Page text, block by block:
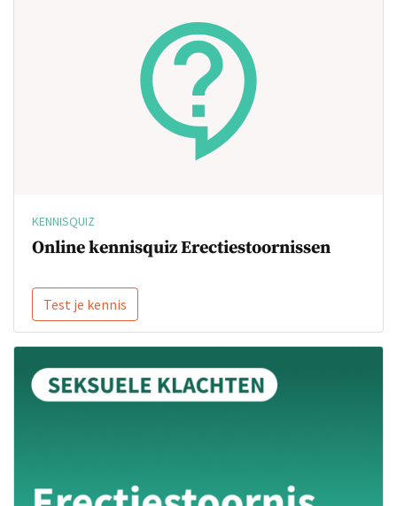
KENNISQUIZ
Online kennisquiz Erectiestoornissen
Test je kennis